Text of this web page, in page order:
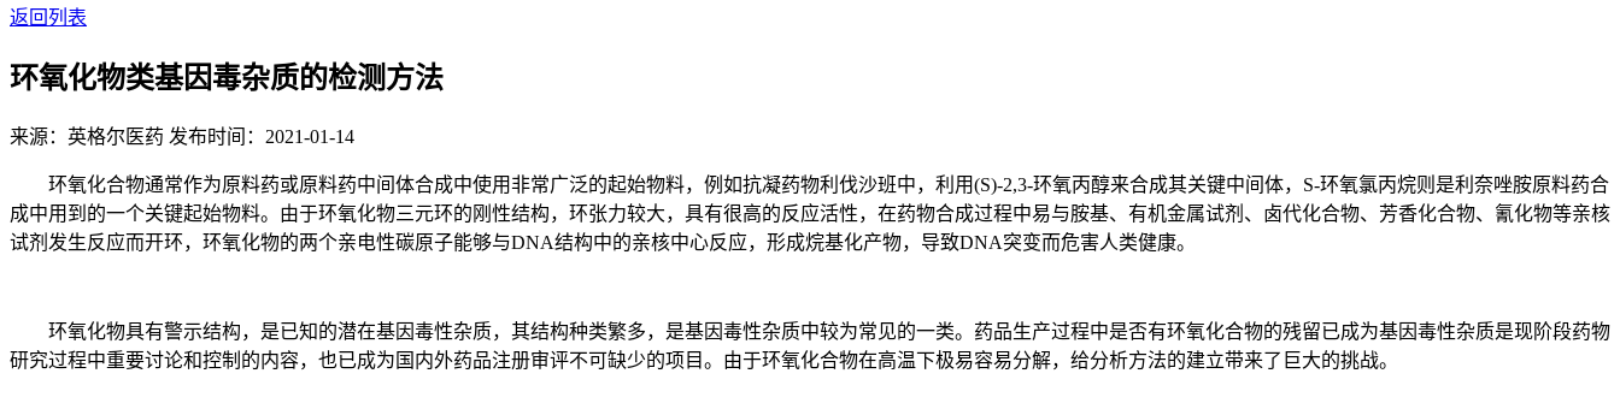
返回列表
环氧化物类基因毒杂质的检测方法
来源：英格尔医药 发布时间：2021-01-14
环氧化合物通常作为原料药或原料药中间体合成中使用非常广泛的起始物料，例如抗凝药物利伐沙班中，利用(S)-2,3-环氧丙醇来合成其关键中间体，S-环氧氯丙烷则是利奈唑胺原料药合
成中用到的一个关键起始物料。由于环氧化物三元环的刚性结构，环张力较大，具有很高的反应活性，在药物合成过程中易与胺基、有机金属试剂、卤代化合物、芳香化合物、氰化物等亲核
试剂发生反应而开环，环氧化物的两个亲电性碳原子能够与DNA结构中的亲核中心反应，形成烷基化产物，导致DNA突变而危害人类健康。
环氧化物具有警示结构，是已知的潜在基因毒性杂质，其结构种类繁多，是基因毒性杂质中较为常见的一类。药品生产过程中是否有环氧化合物的残留已成为基因毒性杂质是现阶段药物
研究过程中重要讨论和控制的内容，也已成为国内外药品注册审评不可缺少的项目。由于环氧化合物在高温下极易容易分解，给分析方法的建立带来了巨大的挑战。